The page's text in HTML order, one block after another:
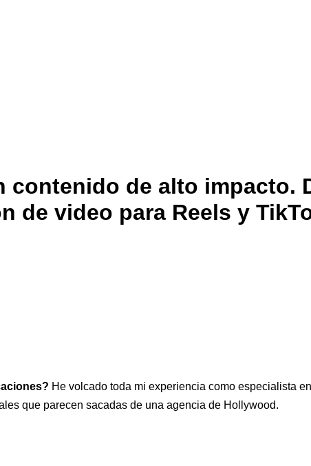
contenido de alto impacto.
de video para Reels y
He volcado toda mi experiencia como especialista
que parecen sacadas de una agencia de Hollywood.